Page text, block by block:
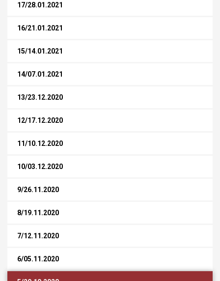
17/28.01.2021
16/21.01.2021
15/14.01.2021
14/07.01.2021
13/23.12.2020
12/17.12.2020
11/10.12.2020
10/03.12.2020
9/26.11.2020
8/19.11.2020
7/12.11.2020
6/05.11.2020